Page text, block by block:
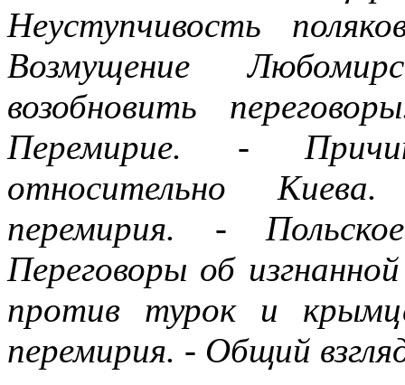
Неуступчивость
Возмущение
возобновить
Перемирие. -
относительно
перемирия. -
Переговоры об
против турок и
перемирия. - Общий